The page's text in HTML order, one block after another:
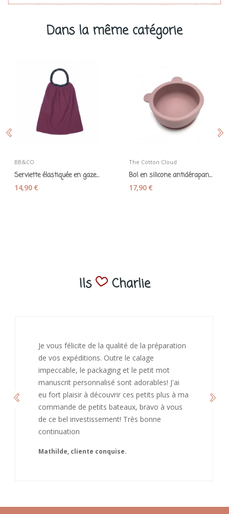
Dans la même catégorie
BB&CO
Serviette élastiquée en gaze de coton framboise...
14,90 €
The Cotton Cloud
Bol en silicone antidérapant « ourson » mauve
17,90 €
Ils Charlie
J’ai adoré ouvrir ce paquet votre message est
bienveillant et fait plaisir. Je ne manquerai pas
de recommandé chez vous. Bonne
continuation et merci à vous.
Caroline